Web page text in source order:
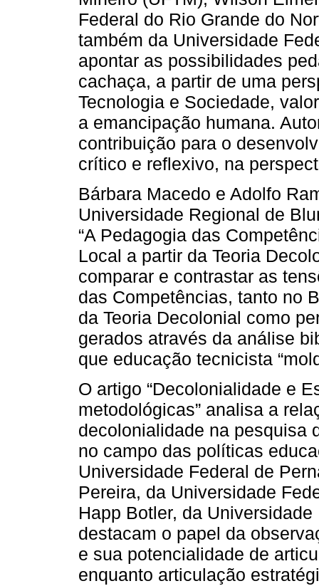
Federal do Rio Grande do
também da Universidade
apontar as possibilidades
cachaça, a partir de uma
Tecnologia e Sociedade,
a emancipação humana.
contribuição para o
crítico e reflexivo, na
Bárbara Macedo e Adolfo
Universidade Regional de
“A Pedagogia das
Local a partir da Teoria
comparar e contrastar as
das Competências, tanto no
da Teoria Decolonial como
gerados através da análise
que educação tecnicista
O artigo “Decolonialidade e
metodológicas” analisa a
decolonialidade na pesquisa
no campo das políticas
Universidade Federal de
Pereira, da Universidade
Happ Botler, da
destacam o papel da
e sua potencialidade de
enquanto articulação